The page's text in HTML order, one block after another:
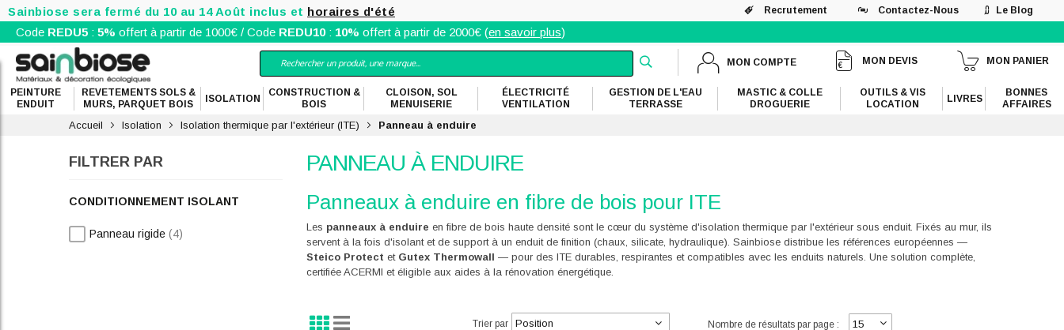
Sainbiose sera fermé du 10 au 14 Août inclus et horaires d'été Recrutement Contactez-Nous Le Blog
Code REDU5 :5% offert à partir de 1000€ / Code REDU10: 10% offert à partir de 2000€ (en savoir plus)
MON COMPTE MON DEVIS MON PANIER
PEINTURE
ENDUIT
REVETEMENTS SOLS &
MURS, PARQUET BOIS
ISOLATION
CONSTRUCTION &
BOIS
CLOISON, SOL
MENUISERIE
ÉLECTRICITÉ
VENTILATION
GESTION DE L'EAU
TERRASSE
MASTIC & COLLE
DROGUERIE
OUTILS & VIS
LOCATION
LIVRES
BONNES
AFFAIRES
Accueil Isolation Isolation thermique par l'extérieur (ITE) Panneau à enduire
PANNEAU À ENDUIRE
Panneaux à enduire en fibre de bois pour ITE
Les panneaux à enduire en fibre de bois haute densité sont le cœur du système d'isolation thermique par l'extérieur sous enduit. Fixés au mur, ils
servent à la fois d'isolant et de support à un enduit de finition (chaux, silicate, hydraulique). Sainbiose distribue les références européennes —
Steico Protect et Gutex Thermowall — pour des ITE durables, respirantes et compatibles avec les enduits naturels. Une solution complète,
certifiée ACERMI et éligible aux aides à la rénovation énergétique.
Afficher
GrilleListe
Trier par Nombre de résultats par page :
FILTRER PAR
CONDITIONNEMENT ISOLANT
Panneau rigide 4articles